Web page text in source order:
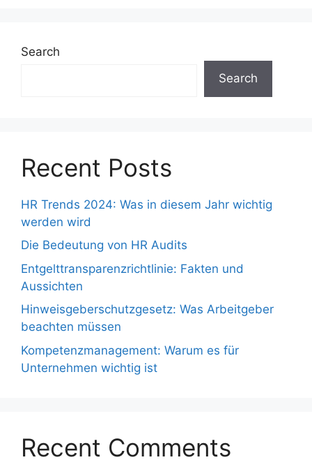
Search
Search
Recent Posts
HR Trends 2024: Was in diesem Jahr wichtig
werden wird
Die Bedeutung von HR Audits
Entgelttransparenzrichtlinie: Fakten und
Aussichten
Hinweisgeberschutzgesetz: Was Arbeitgeber
beachten müssen
Kompetenzmanagement: Warum es für
Unternehmen wichtig ist
Recent Comments